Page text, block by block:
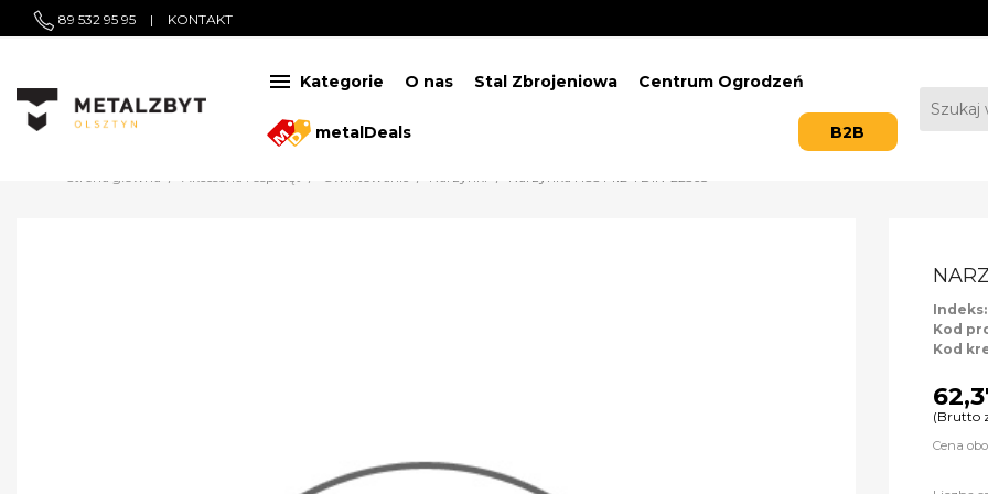
89 532 95 95 | KONTAKT
 Kategorie O nas Stal Zbrojeniowa Centrum Ogrodzeń
metalDeals B2B
Indeks:
Kod
Kod
(Brutto
Cena